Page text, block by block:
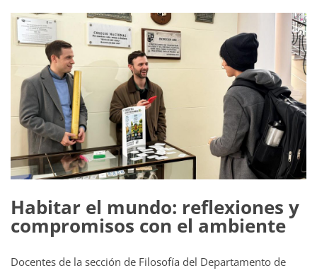
Habitar el mundo: reflexiones y
compromisos con el ambiente
Docentes de la sección de Filosofía del Departamento de